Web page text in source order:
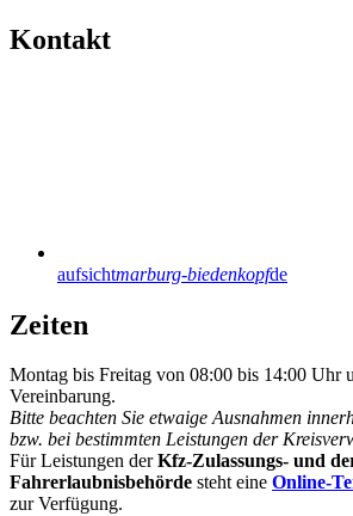
Kontakt
aufsichtmarburg-biedenkopfde
Zeiten
Montag bis Freitag von 08:00 bis 14:00 Uhr
Vereinbarung.
Bitte beachten Sie etwaige Ausnahmen
bzw. bei bestimmten Leistungen der
Für Leistungen derKfz-Zulassungs- und
Fahrerlaubnisbehörde steht eine Online-
zur Verfügung.